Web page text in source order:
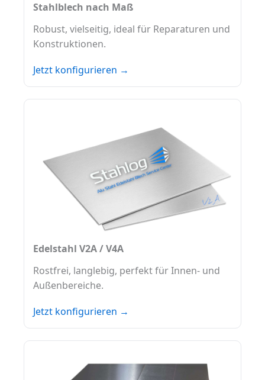
Stahlblech nach Maß
Robust, vielseitig, ideal für Reparaturen und
Konstruktionen.
Jetzt konfigurieren →
Edelstahl V2A / V4A
Rostfrei, langlebig, perfekt für Innen- und
Außenbereiche.
Jetzt konfigurieren →